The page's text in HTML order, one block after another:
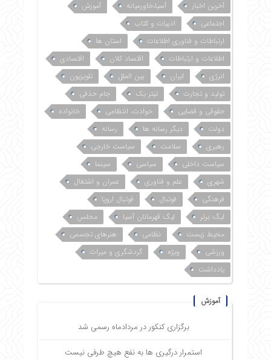
آخرین اخبار آسیا،خاورمیانه
آموزش
اجتماعی
ادبیات و کتاب
ارتباطات و فناوری اطلاعات
استان ها
اطلاعات و ارتباطات
اقتصاد کلان
اقتصادی
انرژی
ایران بین الملل
تلویزیون
تولید و تجارت
تیتر یک
جام حذفی
حقوقی و قضایی
حوادث، انتظامی
خانواده
دولت
دیگر رسانه ها
رسانه
رهبری
سلامت
سیاست خارجی
سیاست داخلی
سیاسی
سینما
شهری
علم و فناوری
عمران و اشتغال
فرهنگی
فوتبال
فوتبال اروپا
لیگ برتر
لیگ قهرمانان آسیا
مجلس
محیط زیست
نظامی
هنرهای تجسمی
ورزشی
ویژه
گردشگری و میراث
یادداشت
آموزش
برگزاری کنکور در مردادماه رسمی شد
استمرار درگیری ها به نفع هیچ طرفی نیست